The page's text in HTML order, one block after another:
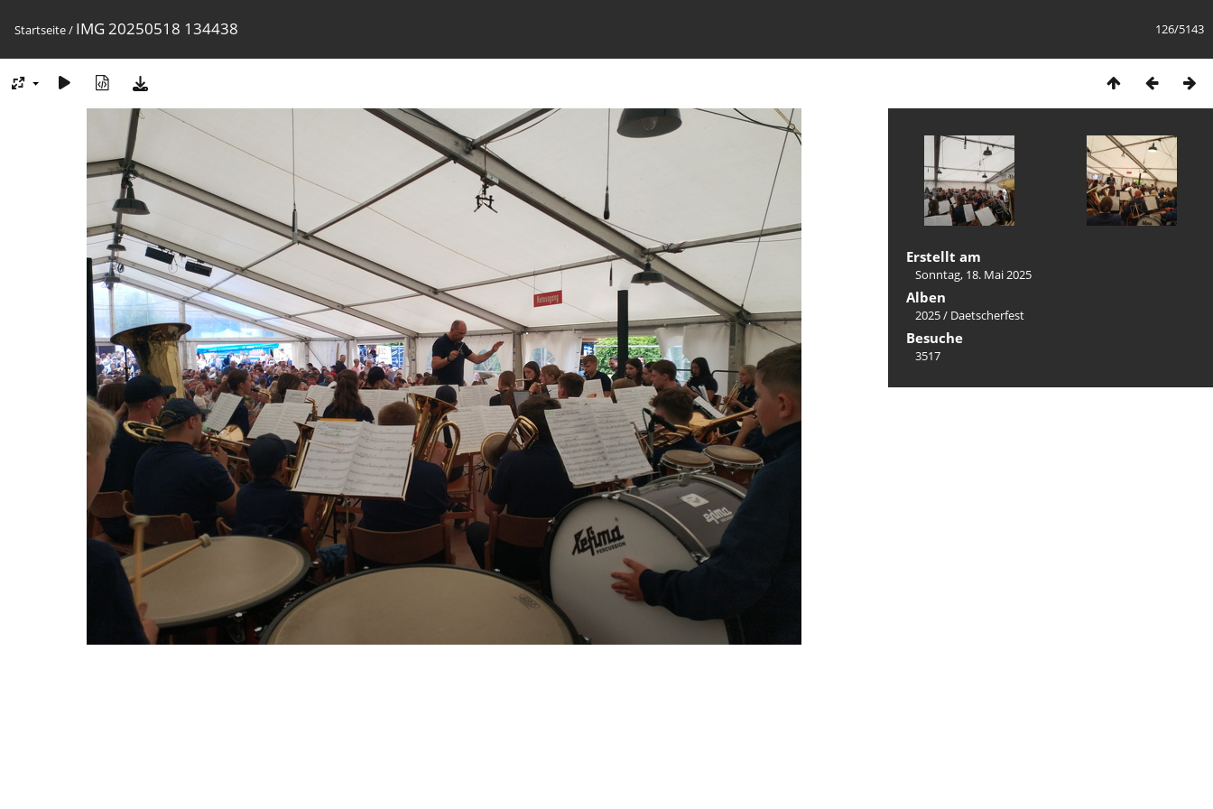
126/5143
Startseite/ IMG 20250518 134438
Erstellt am
Sonntag, 18. Mai 2025
Alben
2025/ Daetscherfest
Besuche
3517